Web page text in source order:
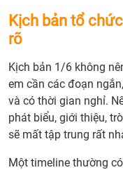
Kịch bản tổ
rõ
Kịch bản 1/6 không
em cần các đoạn
và có thời gian nghỉ.
phát biểu, giới thiệu,
sẽ mất tập trung rất
Một timeline thường